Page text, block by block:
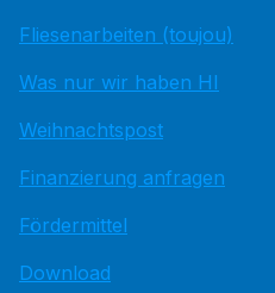
Fliesenarbeiten (toujou)
Was nur wir haben HI
Weihnachtspost
Finanzierung anfragen
Fördermittel
Download